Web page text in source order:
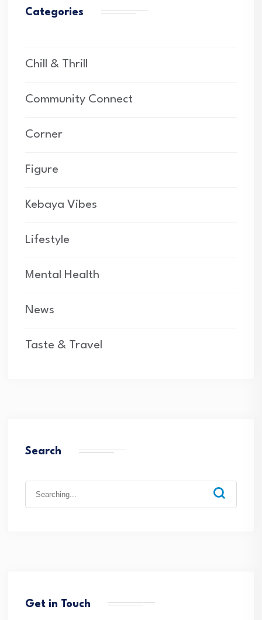
Categories
Chill & Thrill
Community Connect
Corner
Figure
Kebaya Vibes
Lifestyle
Mental Health
News
Taste & Travel
Search
Search
for:
Get in Touch